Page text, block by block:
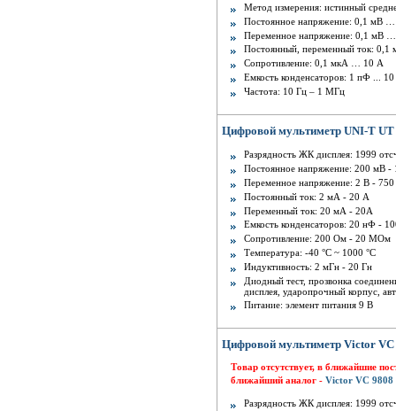
Метод измерения: истинный
Постоянное напряжение: 0,1 мВ
Переменное напряжение: 0,1 мВ
Постоянный, переменный ток:
Сопротивление: 0,1 мкА … 10 А
Емкость конденсаторов: 1 пФ ...
Частота: 10 Гц – 1 МГц
Цифровой мультиметр UNI-T UT
Разрядность ЖК дисплея: 1999
Постоянное напряжение: 200 мВ -
Переменное напряжение: 2 В -
Постоянный ток: 2 мА - 20 A
Переменный ток: 20 мА - 20A
Емкость конденсаторов: 20 нФ -
Сопротивление: 200 Ом - 20 MОм
Температура: -40 °C ~ 1000 °C
Индуктивность: 2 мГн - 20 Гн
Диодный тест, прозвонка
дисплея, ударопрочный корпус,
Питание: элемент питания 9 В
Цифровой мультиметр Victor VC
Товар отсутствует, в ближайшие
ближайший аналог - Victor VC 9808
Разрядность ЖК дисплея: 1999